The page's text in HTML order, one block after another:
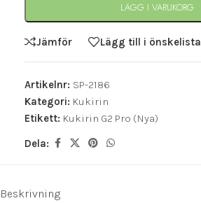
LÄGG I VARUKORG
Jämför Lägg till i önskelista
Artikelnr: SP-2186
Kategori: Kukirin
Etikett: Kukirin G2 Pro (Nya)
Dela:
Beskrivning